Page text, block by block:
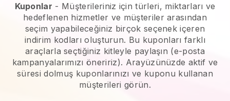
Kuponlar - Müşterileriniz için türleri, miktarları ve
hedeflenen hizmetler ve müşteriler arasından
seçim yapabileceğiniz birçok seçenek içeren
indirim kodları oluşturun. Bu kuponları farklı
araçlarla seçtiğiniz kitleyle paylaşın (e-posta
kampanyalarımızı öneririz). Arayüzünüzde aktif ve
süresi dolmuş kuponlarınızı ve kuponu kullanan
müşterileri görün.